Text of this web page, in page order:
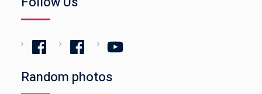
Facebook Facebook YouTube
Random photos